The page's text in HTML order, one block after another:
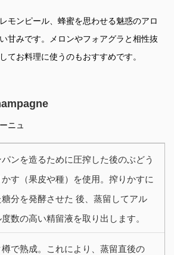
モンピール、蜂蜜を思わせる魅惑のアロ
甘みです。メロンやフォアグラと相性抜
てお料理に使うのもおすすめです。
ニュ
ンを造るために圧搾した後のぶどう
す（果皮や種）を使用。搾りかすに
分を発酵させた 後、蒸留してアル
度数の高い精留液を取り出します。
樽で熟成。これにより、蒸留直後の